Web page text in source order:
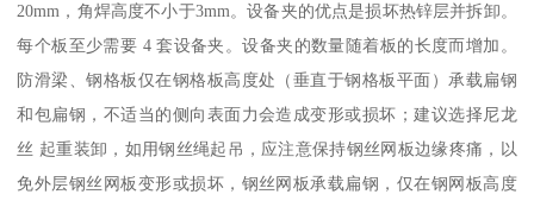
20mm，角焊高度不小于3mm。设备夹的优点是损坏热锌层并拆卸。
每个板至少需要 4 套设备夹。设备夹的数量随着板的长度而增加。
防滑梁、钢格板仅在钢格板高度处（垂直于钢格板平面）承载扁钢
和包扁钢，不适当的侧向表面力会造成变形或损坏；建议选择尼龙
丝 起重装卸，如用钢丝绳起吊，应注意保持钢丝网板边缘疼痛，以
免外层钢丝网板变形或损坏，钢丝网板承载扁钢，仅在钢网板高度